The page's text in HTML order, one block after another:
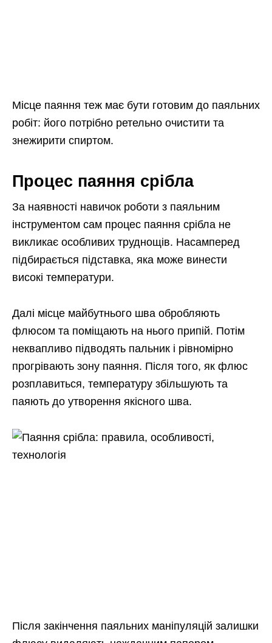
Місце паяння теж має бути готовим до паяльних
робіт: його потрібно ретельно очистити та
знежирити спиртом.
Процес паяння срібла
За наявності навичок роботи з паяльним
інструментом сам процес паяння срібла не
викликає особливих труднощів. Насамперед
підбирається підставка, яка може винести
високі температури.
Далі місце майбутнього шва обробляють
флюсом та поміщають на нього припій. Потім
неквапливо підводять пальник і рівномірно
прогрівають зону паяння. Після того, як флюс
розплавиться, температуру збільшують та
паяють до утворення якісного шва.
Після закінчення паяльних маніпуляцій залишки